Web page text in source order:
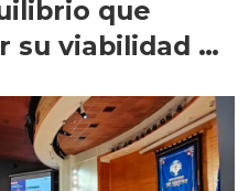
que
viabilidad de